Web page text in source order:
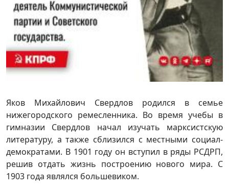
Яков Михайлович Свердлов родился в семье
нижегородского ремесленника. Во время учебы в
гимназии Свердлов начал изучать марксистскую
литературу, а также сблизился с местными социал-
демократами. В 1901 году он вступил в ряды РСДРП,
решив отдать жизнь построению нового мира. С
1903 года являлся большевиком.